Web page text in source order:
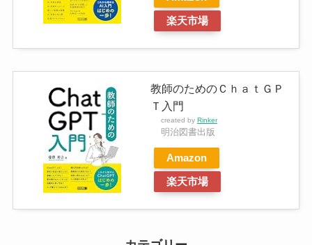
楽天市場
教師のためのＣｈａｔＧＰ
Ｔ入門
created by Rinker
明治図書出版
Amazon
楽天市場